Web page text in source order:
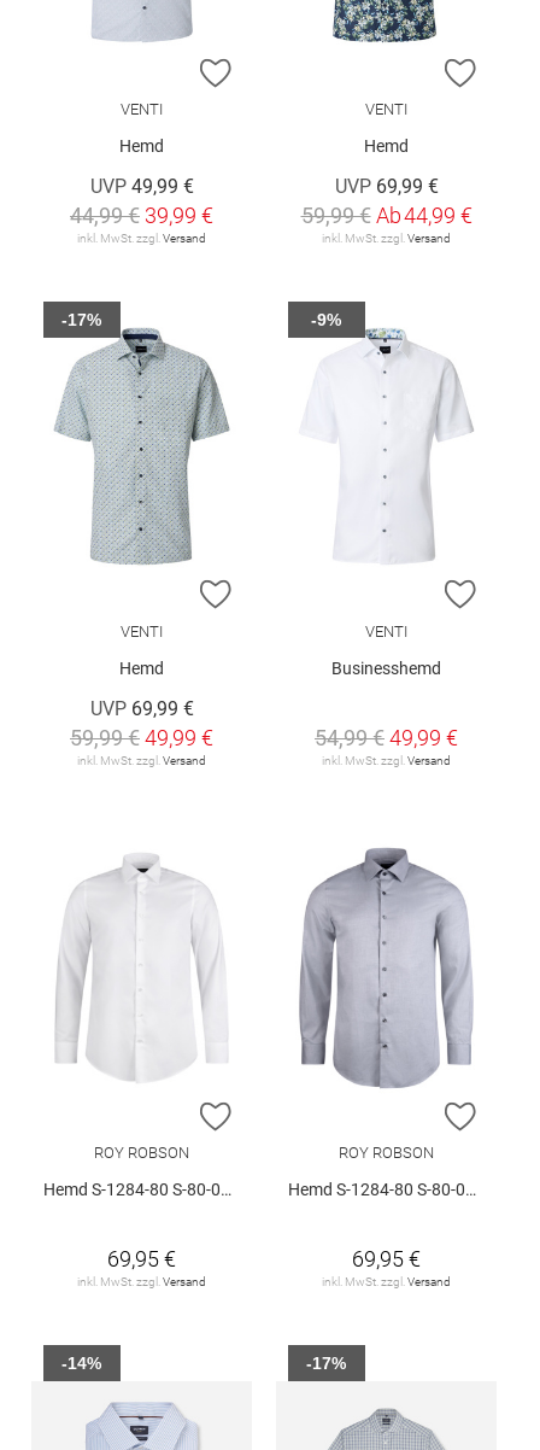
ZUR WUNSCHLISTE HINZUFÜGEN
VENTI
Hemd
UVP 49,99 €
44,99 € 39,99 €
inkl. MwSt. zzgl. Versand
ZUR
VENTI
Hemd
UVP 69,99 €
59,99 € Ab44,99 €
inkl. MwSt. zzgl. Versand
ZUR WUNSCHLISTE HINZUFÜGEN
VENTI
Hemd
UVP 69,99 €
59,99 €49,99 €
inkl. MwSt. zzgl. Versand
-17%
ZUR
VENTI
Businesshemd
54,99 €49,99 €
inkl. MwSt. zzgl. Versand
-9%
ZUR WUNSCHLISTE HINZUFÜGEN
ROY ROBSON
Hemd S-1284-80 S-80-05094-11457-00
69,95 €
inkl. MwSt. zzgl.Versand
ZUR
ROY ROBSON
Hemd S-1284-80 S-80-05094-11457-00
69,95 €
inkl. MwSt. zzgl.Versand
-14% -17%